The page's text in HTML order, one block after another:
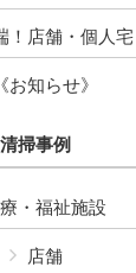
店舗・個人
《お知らせ》
清掃事例
・福祉施設
店舗